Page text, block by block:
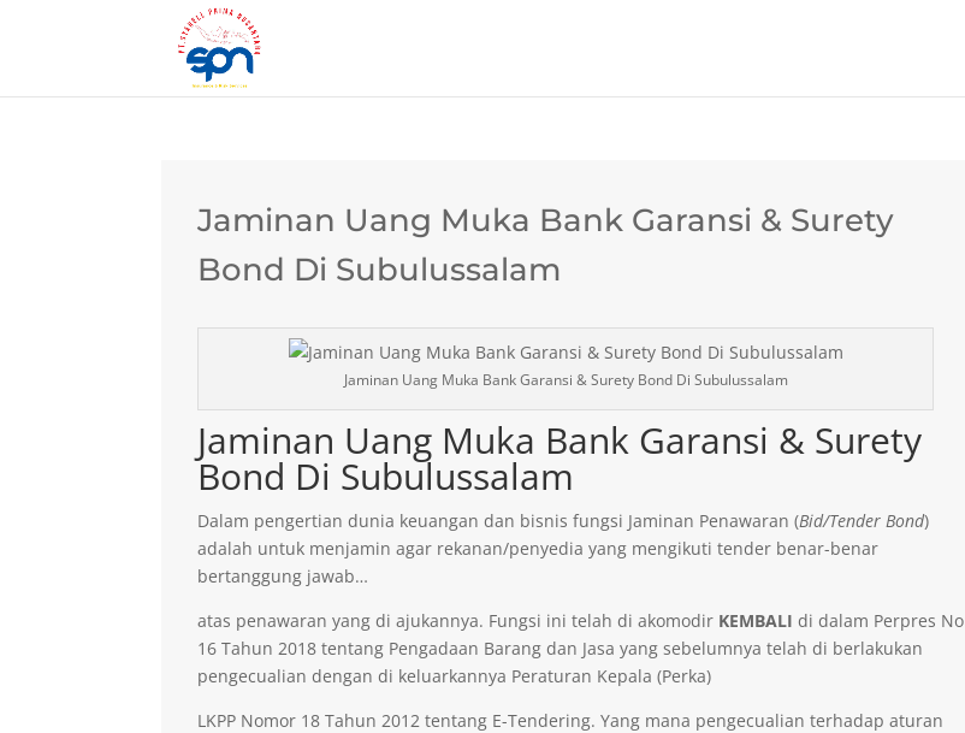
Jaminan Uang Muka Bank Garansi & Surety
Bond Di Subulussalam
Jaminan Uang Muka Bank Garansi & Surety Bond Di Subulussalam
Jaminan Uang Muka Bank Garansi & Surety
Bond Di Subulussalam
Dalam pengertian dunia keuangan dan bisnis fungsi Jaminan Penawaran (Bid/Tender Bond)
adalah untuk menjamin agar rekanan/penyedia yang mengikuti tender benar-benar
bertanggung jawab…
atas penawaran yang di ajukannya. Fungsi ini telah di akomodir KEMBALI di dalam Perpres No
16 Tahun 2018 tentang Pengadaan Barang dan Jasa yang sebelumnya telah di berlakukan
pengecualian dengan di keluarkannya Peraturan Kepala (Perka)
LKPP Nomor 18 Tahun 2012 tentang E-Tendering. Yang mana pengecualian terhadap aturan